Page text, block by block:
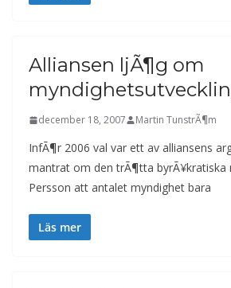
Alliansen ljÃ¶g om
december 18, 2007 Martin TunstrÃ¶m
InfÃ¶r 2006 val var ett av alliansens
mantrat om den trÃ¶tta byrÃ¥kratiska
Persson att antalet myndighet bara
Läs mer